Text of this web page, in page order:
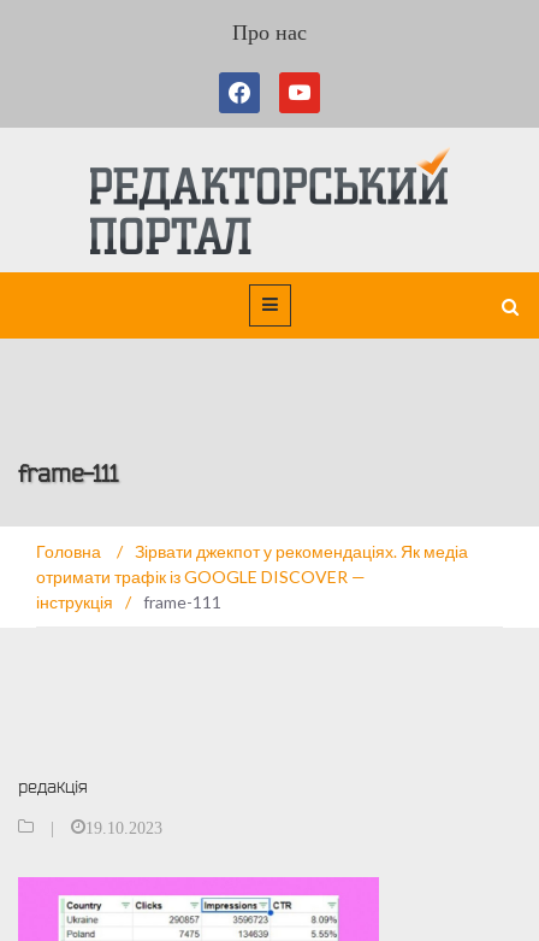
Про нас
frame-111
Головна / Зірвати джекпот у рекомендаціях. Як медіа
отримати трафік із GOOGLE DISCOVER —
інструкція
/ frame-111
редакція
19.10.2023